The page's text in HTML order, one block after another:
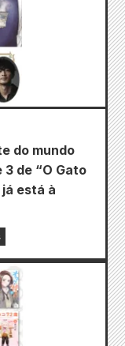
do mundo
de “O Gato
está à